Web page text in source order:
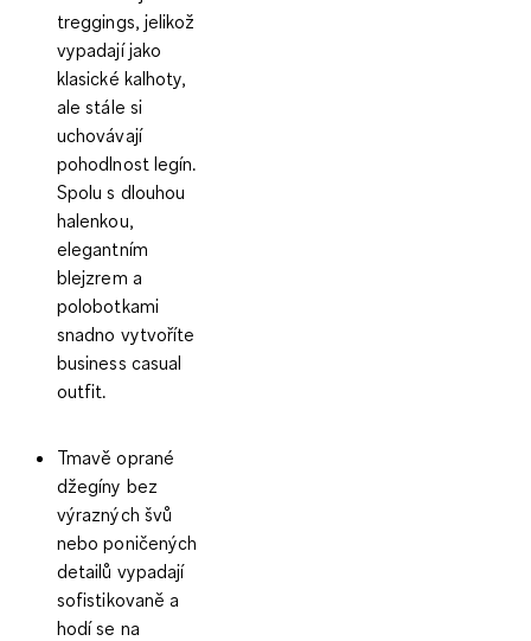
treggings, jelikož
vypadají jako
klasické kalhoty,
ale stále si
uchovávají
pohodlnost legín.
Spolu s dlouhou
halenkou,
elegantním
blejzrem a
polobotkami
snadno vytvoříte
business casual
outfit.
Tmavě oprané
džegíny bez
výrazných švů
nebo poničených
detailů vypadají
sofistikovaně a
hodí se na